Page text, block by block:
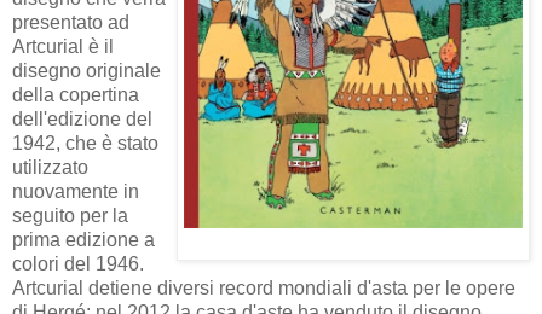
presentato ad
Artcurial è il
disegno originale
della copertina
dell'edizione del
1942, che è stato
utilizzato
nuovamente in
seguito per la
prima edizione a
colori del 1946.
Artcurial detiene diversi record mondiali d'asta per le opere